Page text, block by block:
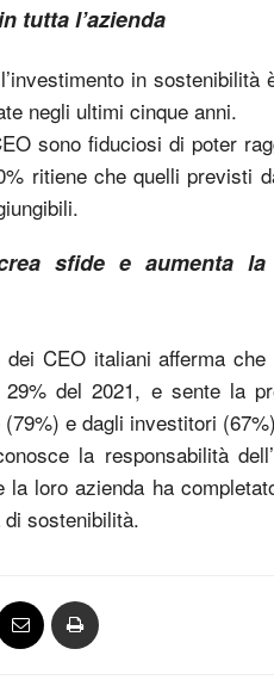
tutta l’azienda
in sostenibilità
negli ultimi cinque anni.
sono fiduciosi di poter
ritiene che quelli previsti
sfide e aumenta
CEO italiani afferma
del 2021, e sente la
e dagli investitori
la responsabilità
la loro azienda ha
sostenibilità.